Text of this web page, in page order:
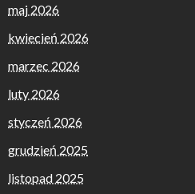
maj 2026
kwiecień 2026
marzec 2026
luty 2026
styczeń 2026
grudzień 2025
listopad 2025